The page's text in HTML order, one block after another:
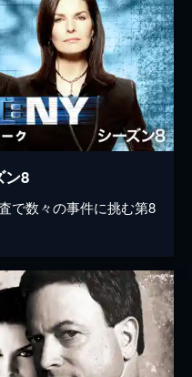
ン8
で数々の事件に挑む第8